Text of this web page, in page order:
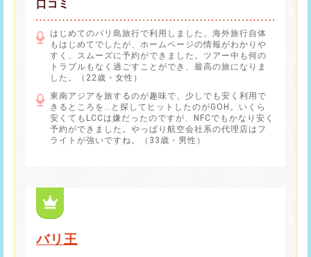
口コミ
はじめてのバリ島旅行で利用しました。海外旅行自体
もはじめてでしたが、ホームページの情報がわかりや
すく、スムーズに予約ができました。ツアー中も何の
トラブルもなく過ごすことができ、最高の旅になりま
した。（22歳・女性）
東南アジアを旅するのが趣味で、少しでも安く利用で
きるところを…と探してヒットしたのがGOH。いくら
安くてもLCCは嫌だったのですが、NFCでもかなり安く
予約ができました。やっぱり航空会社系の代理店はフ
ライトが強いですね。（33歳・男性）
バリ王